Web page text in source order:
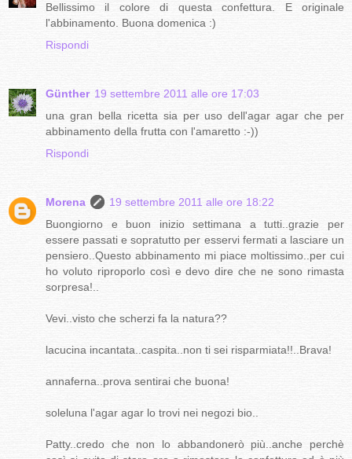
Bellissimo il colore di questa confettura. E originale
l'abbinamento. Buona domenica :)
Rispondi
Günther 19 settembre 2011 alle ore 17:03
una gran bella ricetta sia per uso dell'agar agar che per
abbinamento della frutta con l'amaretto :-))
Rispondi
Morena
19 settembre 2011 alle ore 18:22
Buongiorno e buon inizio settimana a tutti..grazie per
essere passati e sopratutto per esservi fermati a lasciare un
pensiero..Questo abbinamento mi piace moltissimo..per cui
ho voluto riproporlo così e devo dire che ne sono rimasta
sorpresa!..
Vevi..visto che scherzi fa la natura??
lacucina incantata..caspita..non ti sei risparmiata!!..Brava!
annaferna..prova sentirai che buona!
soleluna l'agar agar lo trovi nei negozi bio..
Patty..credo che non lo abbandonerò più..anche perchè